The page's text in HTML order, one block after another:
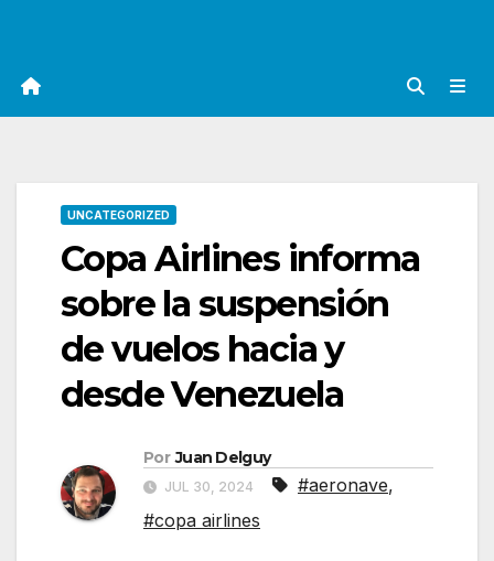
UNCATEGORIZED
Copa Airlines informa
sobre la suspensión
de vuelos hacia y
desde Venezuela
Por Juan Delguy
JUL 30, 2024 #aeronave,
#copa airlines